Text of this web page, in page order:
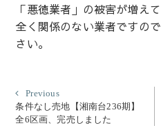
「悪徳業者」の被害が増え
全く関係のない業者ですの
さい。
投
稿
ナ
PreviousPrevious
post:
条件なし売地【湘南台236期】
全6区画、完売しました